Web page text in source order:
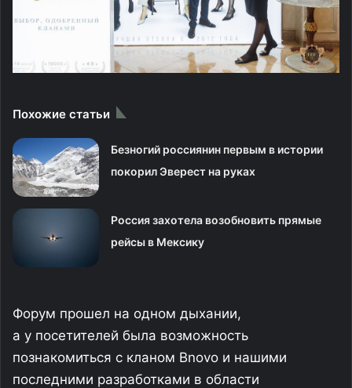
Похожие статьи
Безногий россиянин первым в истории
покорил Эверест на руках
Россия захотела возобновить прямые
рейсы в Мексику
Форум прошел на одном дыхании,
а у посетителей была возможность
познакомиться с кланом Bnovo и нашими
последними разработками в области